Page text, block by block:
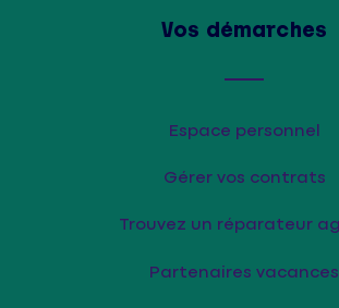
Vos démarches
Espace personnel
Gérer vos contrats
Trouvez un réparateur
Partenaires vacances